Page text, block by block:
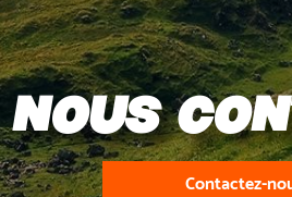
Nous
Contactez-